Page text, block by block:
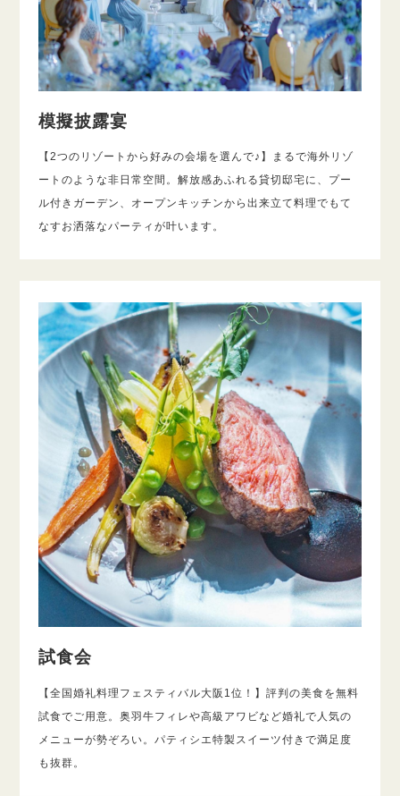
模擬披露宴
【2つのリゾートから好みの会場を選んで♪】まるで海外リゾ
ートのような非日常空間。解放感あふれる貸切邸宅に、プー
ル付きガーデン、オープンキッチンから出来立て料理でもて
なすお洒落なパーティが叶います。
試食会
【全国婚礼料理フェスティバル大阪1位！】評判の美食を無料
試食でご用意。奥羽牛フィレや高級アワビなど婚礼で人気の
メニューが勢ぞろい。パティシエ特製スイーツ付きで満足度
も抜群。